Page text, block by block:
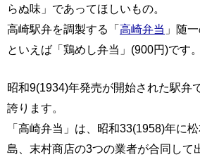
らぬ味」であってほしいもの。
高崎駅弁を調製する「高崎弁当 」随
といえば「鶏めし弁当」(900円)です。
昭和9(1934)年発売が開始された駅弁
誇ります。
「高崎弁当」は、昭和33(1958)年に
島、末村商店の3つの業者が合同して